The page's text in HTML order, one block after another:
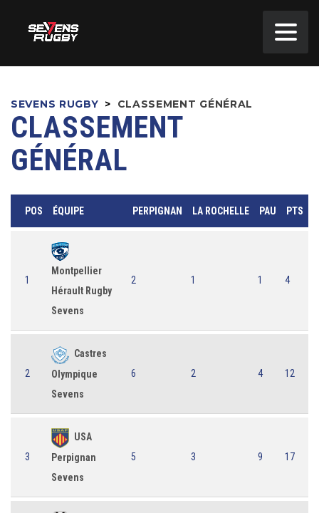
SEVENS RUGBY > CLASSEMENT GÉNÉRAL
CLASSEMENT
GÉNÉRAL
POS ÉQUIPE PERPIGNAN LA ROCHELLE PAU PTS
1
Montpellier
Hérault Rugby
Sevens
2 1 1 4
2
Castres
Olympique
Sevens
6 2 4 12
3
USA
Perpignan
Sevens
5 3 9 17